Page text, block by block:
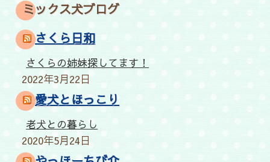
ミックス犬ブログ
さくら日和
さくらの姉妹探してます！
2022年3月22日
愛犬とほっこり
老犬との暮らし
2020年5月24日